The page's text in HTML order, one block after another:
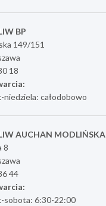
BP
149/151
18
niedziela: całodobowo
AUCHAN MODLIŃSKA
8
44
sobota: 6:30-22:00